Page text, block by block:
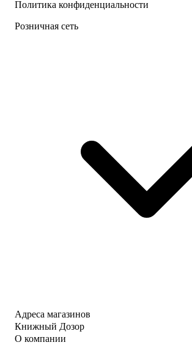
Политика конфиденциальности
Розничная сеть
Адреса магазинов
Книжный Дозор
О компании